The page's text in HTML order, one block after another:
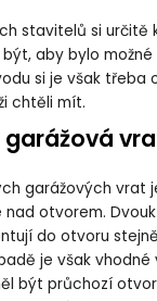
stavitelů si určitě
aby bylo
si je však třeba
chtěli mít.
garážových vrat
otvorem.
do otvoru
je však
být průchozí